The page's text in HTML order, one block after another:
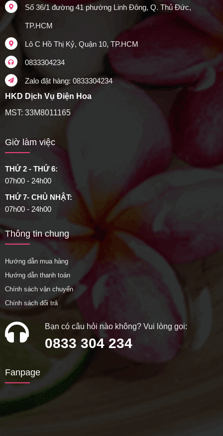
Số 36/1 đường 41 phường Linh Đông, Q. Thủ Đức,
TP.HCM
Lô C Hồ Thị Kỷ, Quận 10, TP.HCM
0833304234
Zalo đặt hàng: 0833304234
HKD Dịch Vụ Điện Hoa
MST: 33M8011165
Giờ làm việc
THỨ 2 - THỨ 6:
07h00 - 24h00
THỨ 7- CHỦ NHẬT:
07h00 - 24h00
Thông tin chung
Hướng dẫn mua hàng
Hướng dẫn thanh toán
Chính sách vận chuyển
Chính sách đổi trả
Bạn có câu hỏi nào không? Vui lòng gọi:
0833 304 234
Fanpage